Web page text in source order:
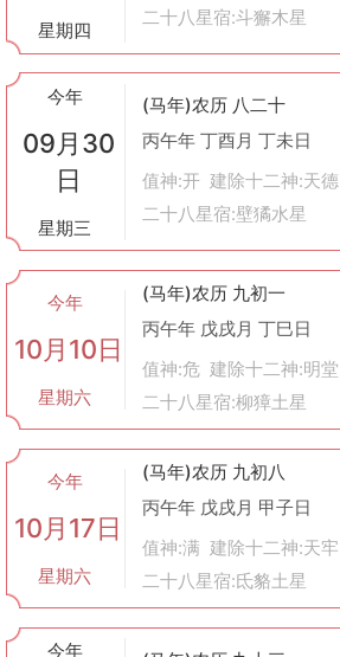
星期四
二十八星宿:斗獬木星
今年
09月30
日
星期三
(马年)农历 八二十
丙午年 丁酉月 丁未日
值神:开 建除十二神:天德
二十八星宿:壁獝水星
今年
10月10日
星期六
(马年)农历 九初一
丙午年 戊戌月 丁巳日
值神:危 建除十二神:明堂
二十八星宿:柳獐土星
今年
10月17日
星期六
(马年)农历 九初八
丙午年 戊戌月 甲子日
值神:满 建除十二神:天牢
二十八星宿:氐貉土星
今年